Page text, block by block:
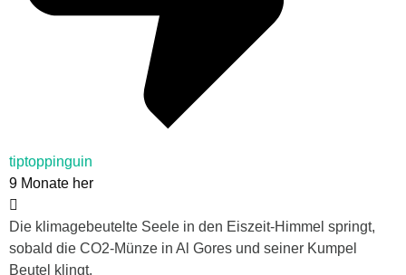
tiptoppinguin
9 Monate her
Die klimagebeutelte Seele in den Eiszeit-Himmel springt,
sobald die CO2-Münze in Al Gores und seiner Kumpel
Beutel klingt.